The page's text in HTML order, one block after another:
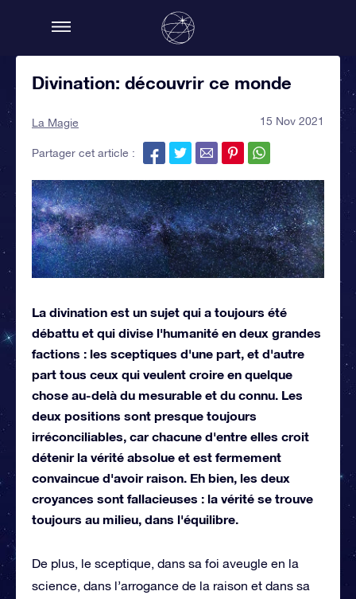
Divination: découvrir ce monde
La Magie 15 Nov 2021
Partager cet article :
La divination est un sujet qui a toujours été
débattu et qui divise l'humanité en deux grandes
factions : les sceptiques d'une part, et d'autre
part tous ceux qui veulent croire en quelque
chose au-delà du mesurable et du connu. Les
deux positions sont presque toujours
irréconciliables, car chacune d'entre elles croit
détenir la vérité absolue et est fermement
convaincue d'avoir raison. Eh bien, les deux
croyances sont fallacieuses : la vérité se trouve
toujours au milieu, dans l'équilibre.
De plus, le sceptique, dans sa foi aveugle en la
science, dans l’arrogance de la raison et dans sa